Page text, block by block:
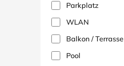
Parkplatz
WLAN
Balkon / Terrasse
Pool